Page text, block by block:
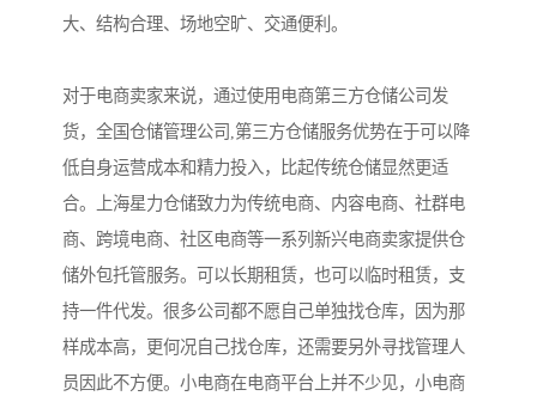
大、结构合理、场地空旷、交通便利。
对于电商卖家来说，通过使用电商第三方仓储公司发
货，全国仓储管理公司,第三方仓储服务优势在于可以降
低自身运营成本和精力投入，比起传统仓储显然更适
合。上海星力仓储致力为传统电商、内容电商、社群电
商、跨境电商、社区电商等一系列新兴电商卖家提供仓
储外包托管服务。可以长期租赁，也可以临时租赁，支
持一件代发。很多公司都不愿自己单独找仓库，因为那
样成本高，更何况自己找仓库，还需要另外寻找管理人
员因此不方便。小电商在电商平台上并不少见，小电商